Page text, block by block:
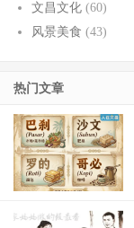
文昌文化 (60)
风景美食 (43)
热门文章